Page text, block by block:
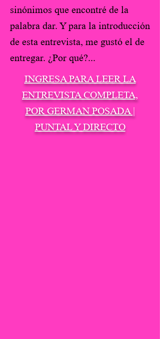
sinónimos que encontré de la
palabra dar. Y para la introducción
de esta entrevista, me gustó el de
entregar. ¿Por qué?...
INGRESA PARA LEER LA
ENTREVISTA COMPLETA,
POR GERMAN POSADA |
PUNTAL Y DIRECTO